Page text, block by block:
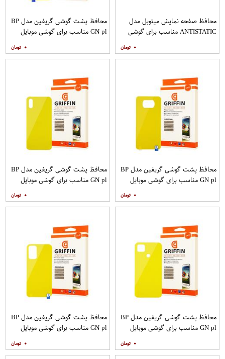
محافظ صفحه نمایش میتوبل مدل
ANTISTATIC مناسب برای گوشی
۰
محافظ پشت گوشی گریفین مدل BP
GN pl مناسب برای گوشی موبایل
۰
محافظ پشت گوشی گریفین مدل BP
GN pl مناسب برای گوشی موبایل
۰
محافظ پشت گوشی گریفین مدل BP
GN pl مناسب برای گوشی موبایل
۰
محافظ پشت گوشی گریفین مدل BP
GN pl مناسب برای گوشی موبایل
۰
محافظ پشت گوشی گریفین مدل BP
GN pl مناسب برای گوشی موبایل
۰